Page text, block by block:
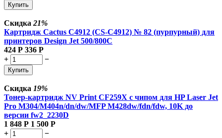
Купить
Скидка 21%
Картридж Cactus C4912 (CS-C4912) № 82 (пурпурный) для
принтеров Design Jet 500/800C
424 Р 336 Р
+
−
Купить
Скидка 19%
Тонер-картридж NV Print CF259X с чипом для HP Laser Jet
Pro M304/M404n/dn/dw/MFP M428dw/fdn/fdw, 10K до
версии fw2_2230D
1 848 Р 1 500 Р
+
−